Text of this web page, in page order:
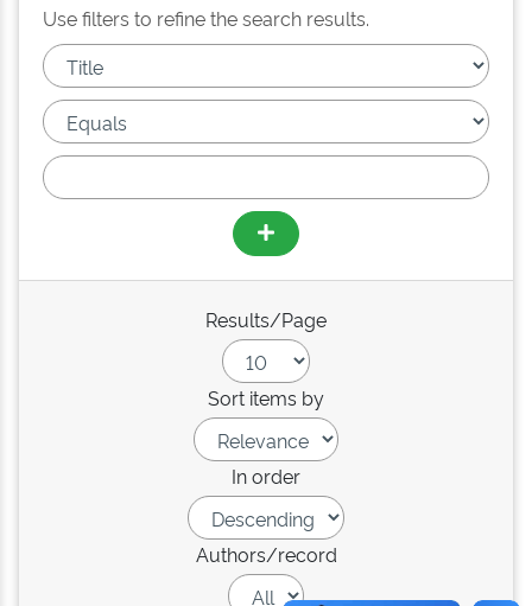
Use filters to refine the search results.
Results/Page
Sort items by
In order
Authors/record